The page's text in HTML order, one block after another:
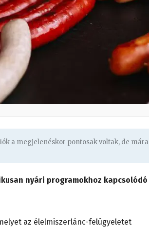
a megjelenéskor pontosak voltak, de mára
nyári programokhoz kapcsolódó
az élelmiszerlánc-felügyeletet